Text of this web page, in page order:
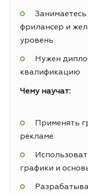
фрилансер и
уровень
Нужен
квалификацию
Чему научат:
Применять
рекламе
графики и